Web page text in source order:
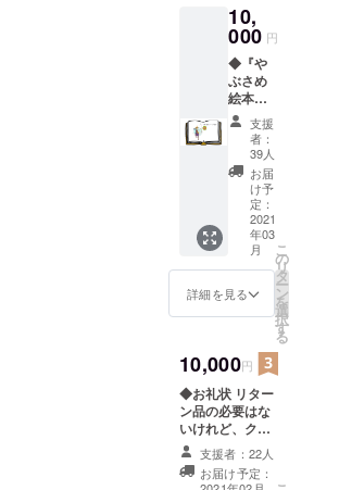
ひ一
度、お
試しく
ださ
い。
10,
000 円
◆『や
ぶさめ
絵本
（仮）
』1冊＋
『うま
（い）
コー
ヒー』7
個入り
この度
のクラ
ウド
ファン
ディン
グで挑
『やぶ
さめ絵
本
（仮）
』をお
送りし
ます。
送付予
支援
者：
39人
お届
け予
定：
2021
年03
月
詳細を見る
こ
の
リ
タ
ー
ン
を
選
択
す
る
10,000円
◆お礼状 リター
ン品の必要はな
いけれど、クラ
ブリオを応援し
たいという方に
お勧めです。
支援者：22人
お届け予定：